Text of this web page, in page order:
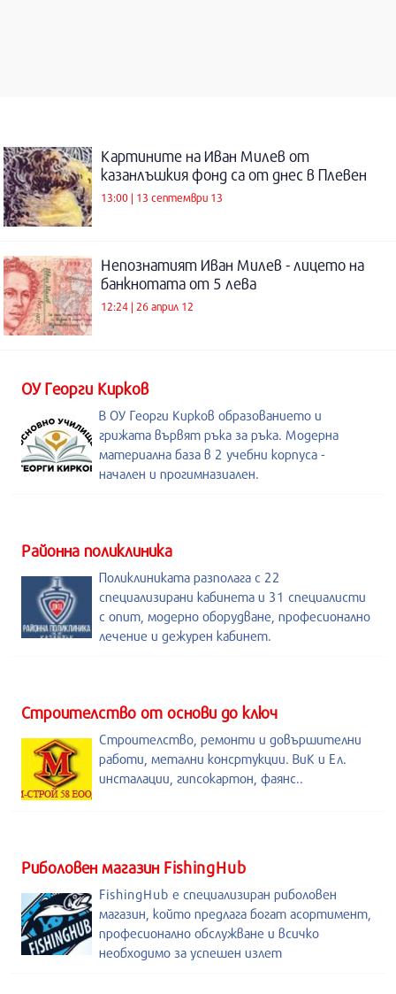
Картините на Иван Милев от
казанлъшкия фонд са от днес в Плевен
13:00 | 13 септември 13
Непознатият Иван Милев - лицето на
банкнотата от 5 лева
12:24 | 26 април 12
ОУ Георги Кирков
В ОУ Георги Кирков образованието и
грижата вървят ръка за ръка. Модерна
материална база в 2 учебни корпуса -
начален и прогимназиален.
Районна поликлиника
Поликлиниката разполага с 22
специализирани кабинета и 31 специалисти
с опит, модерно оборудване, професионално
лечение и дежурен кабинет.
Строителство от основи до ключ
Строителство, ремонти и довършителни
работи, метални консртукции. ВиК и Ел.
инсталации, гипсокартон, фаянс..
Риболовен магазин FishingHub
FishingHub е специализиран риболовен
магазин, който предлага богат асортимент,
професионално обслужване и всичко
необходимо за успешен излет